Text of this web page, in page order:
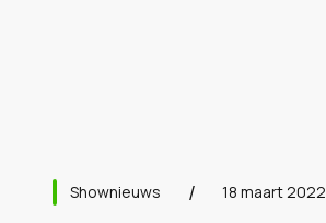
Shownieuws 18 maart 2022